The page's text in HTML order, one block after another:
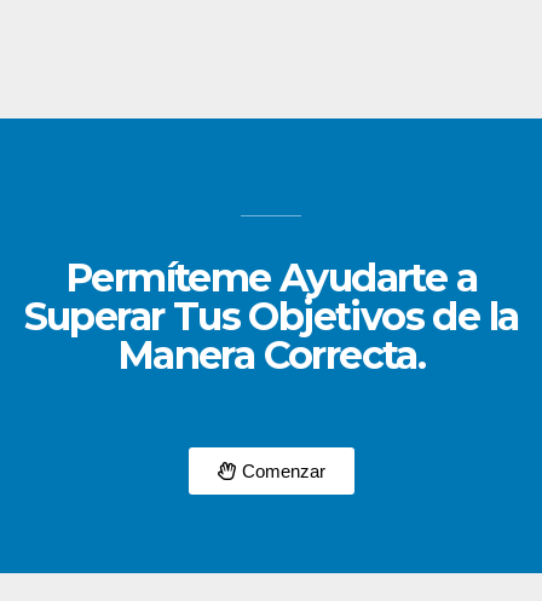
Permíteme Ayudarte a
Superar Tus Objetivos de la
Manera Correcta.
Comenzar